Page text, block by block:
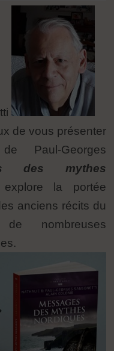
de vous présenter
Paul-Georges
des mythes
la portée
anciens récits du
nombreuses